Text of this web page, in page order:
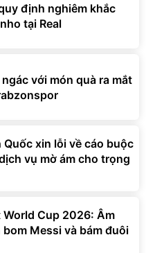
định nghiêm khắc
tại Real
với món quà ra mắt
Quốc xin lỗi về cáo buộc
vụ mờ ám cho trọng
World Cup 2026: Âm
Messi và bám đuôi